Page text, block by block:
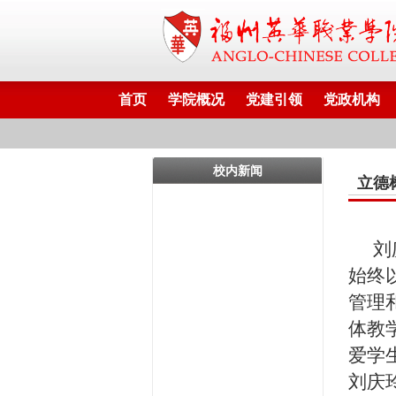
首页 学院概况 党建引领 党政机构
校内新闻
立德
刘
始终
管理
体教
爱学
刘庆